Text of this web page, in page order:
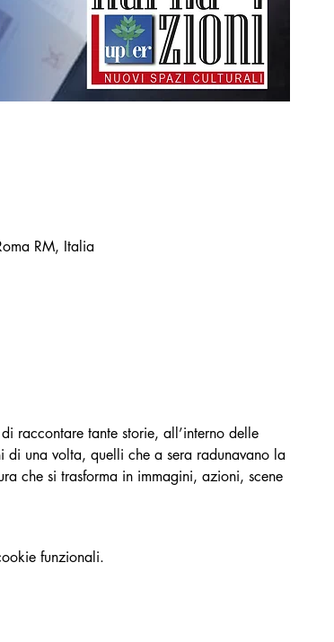
RM, Italia
raccontare tante storie, all’interno delle
una volta, quelli che a sera radunavano la
che si trasforma in immagini, azioni, scene
funzionali.